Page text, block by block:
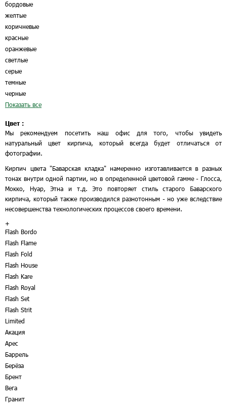
бордовые
желтые
коричневые
красные
оранжевые
светлые
серые
темные
черные
Показать все
Цвет :
Мы рекомендуем посетить наш офис для того, чтобы увидеть
натуральный цвет кирпича, который всегда будет отличаться от
фотографии.
Кирпич цвета "Баварская кладка" намеренно изготавливается в разных
тонах внутри одной партии, но в определенной цветовой гамме - Глосса,
Мокко, Нуар, Этна и т.д. Это повторяет стиль старого Баварского
кирпича, который также производился разнотонным - но уже вследствие
несовершенства технологических процессов своего времени.
+
Flash Bordo
Flash Flame
Flash Fold
Flash House
Flash Kare
Flash Royal
Flash Set
Flash Strit
Limited
Акация
Арес
Баррель
Берёза
Брент
Вега
Гранит